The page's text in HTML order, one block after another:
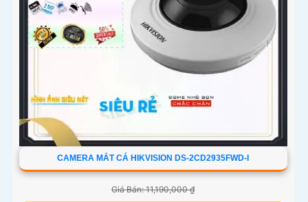
CAMERA MẮT CÁ HIKVISION DS-2CD2935FWD-I
Giá Bán: 11,190,000 ₫